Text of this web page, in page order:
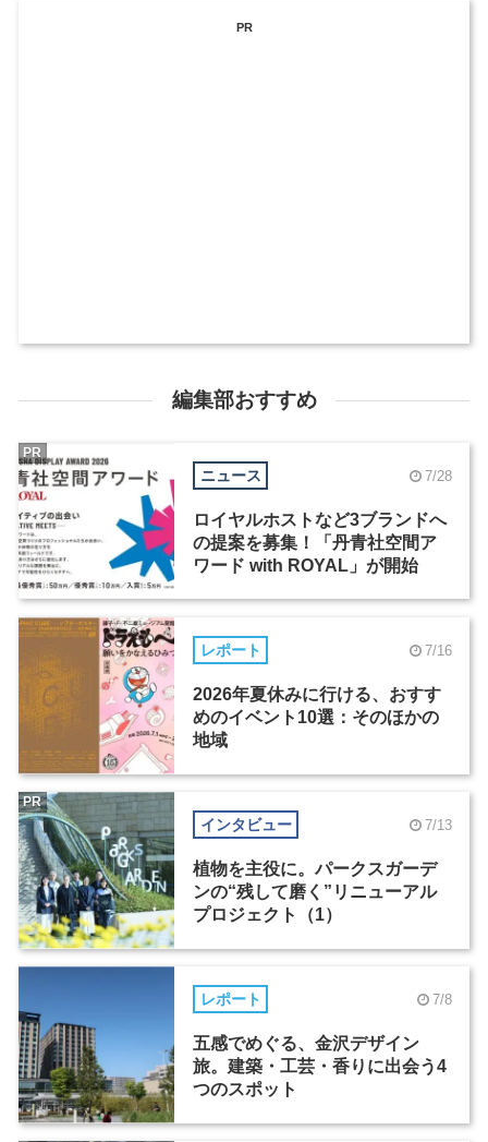
PR
編集部おすすめ
ニュース 7/28
ロイヤルホストなど3ブランドへ
の提案を募集！「丹青社空間ア
ワード with ROYAL」が開始
PR
レポート 7/16
2026年夏休みに行ける、おすす
めのイベント10選：そのほかの
地域
インタビュー 7/13
植物を主役に。パークスガーデ
ンの“残して磨く”リニューアル
プロジェクト（1）
PR
レポート 7/8
五感でめぐる、金沢デザイン
旅。建築・工芸・香りに出会う4
つのスポット